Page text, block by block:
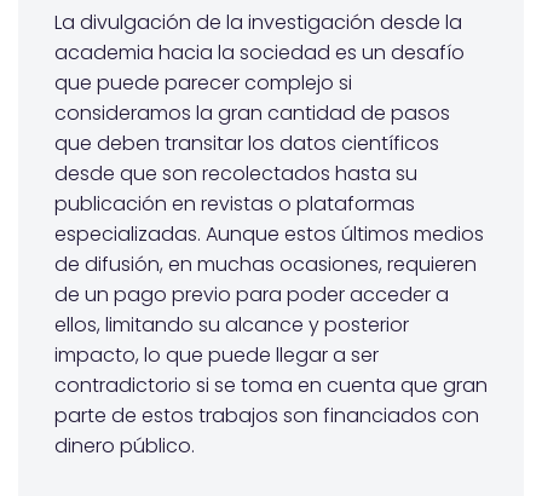
La divulgación de la investigación desde la
academia hacia la sociedad es un desafío
que puede parecer complejo si
consideramos la gran cantidad de pasos
que deben transitar los datos científicos
desde que son recolectados hasta su
publicación en revistas o plataformas
especializadas. Aunque estos últimos medios
de difusión, en muchas ocasiones, requieren
de un pago previo para poder acceder a
ellos, limitando su alcance y posterior
impacto, lo que puede llegar a ser
contradictorio si se toma en cuenta que gran
parte de estos trabajos son financiados con
dinero público.